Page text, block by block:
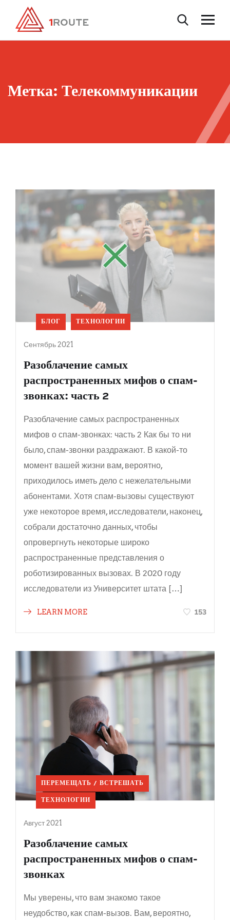
Метка: Телекоммуникации
БЛОГ ТЕХНОЛОГИИ
Сентябрь 2021
Разоблачение самых
распространенных мифов о спам-
звонках: часть 2
Разоблачение самых распространенных
мифов о спам-звонках: часть 2 Как бы то ни
было, спам-звонки раздражают. В какой-то
момент вашей жизни вам, вероятно,
приходилось иметь дело с нежелательными
абонентами. Хотя спам-вызовы существуют
уже некоторое время, исследователи, наконец,
собрали достаточно данных, чтобы
опровергнуть некоторые широко
распространенные представления о
роботизированных вызовах. В 2020 году
исследователи из Университет штата […]
LEARN MORE 153
ПЕРЕМЕЩАТЬ / ВСТРЕШАТЬ
ТЕХНОЛОГИИ
Август 2021
Разоблачение самых
распространенных мифов о спам-
звонках
Мы уверены, что вам знакомо такое
неудобство, как спам-вызов. Вам, вероятно,